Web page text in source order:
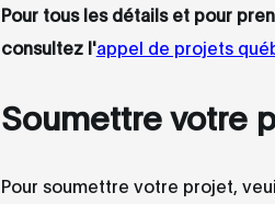
Pour tous les détails et pour
consultez l'appel de projets
Soumettre votre
Pour soumettre votre projet,